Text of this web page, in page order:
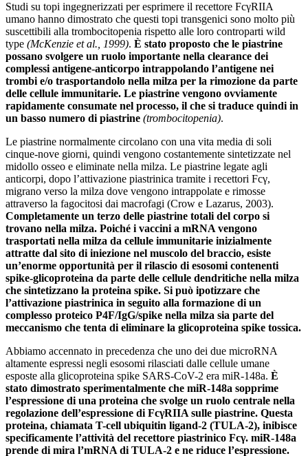
Studi su topi ingegnerizzati per esprimere il recettore FcγRIIA
umano hanno dimostrato che questi topi transgenici sono molto più
suscettibili alla trombocitopenia rispetto alle loro controparti wild
type (McKenzie et al., 1999). È stato proposto che le piastrine
possano svolgere un ruolo importante nella clearance dei
complessi antigene-anticorpo intrappolando l’antigene nei
trombi e/o trasportandolo nella milza per la rimozione da parte
delle cellule immunitarie. Le piastrine vengono ovviamente
rapidamente consumate nel processo, il che si traduce quindi in
un basso numero di piastrine (trombocitopenia).
Le piastrine normalmente circolano con una vita media di soli
cinque-nove giorni, quindi vengono costantemente sintetizzate nel
midollo osseo e eliminate nella milza. Le piastrine legate agli
anticorpi, dopo l’attivazione piastrinica tramite i recettori Fcγ,
migrano verso la milza dove vengono intrappolate e rimosse
attraverso la fagocitosi dai macrofagi (Crow e Lazarus, 2003).
Completamente un terzo delle piastrine totali del corpo si
trovano nella milza. Poiché i vaccini a mRNA vengono
trasportati nella milza da cellule immunitarie inizialmente
attratte dal sito di iniezione nel muscolo del braccio, esiste
un’enorme opportunità per il rilascio di esosomi contenenti
spike-glicoproteina da parte delle cellule dendritiche nella milza
che sintetizzano la proteina spike. Si può ipotizzare che
l’attivazione piastrinica in seguito alla formazione di un
complesso proteico P4F/IgG/spike nella milza sia parte del
meccanismo che tenta di eliminare la glicoproteina spike tossica.
Abbiamo accennato in precedenza che uno dei due microRNA
altamente espressi negli esosomi rilasciati dalle cellule umane
esposte alla glicoproteina spike SARS-CoV-2 era miR-148a. È
stato dimostrato sperimentalmente che miR-148a sopprime
l’espressione di una proteina che svolge un ruolo centrale nella
regolazione dell’espressione di FcγRIIA sulle piastrine. Questa
proteina, chiamata T-cell ubiquitin ligand-2 (TULA-2), inibisce
specificamente l’attività del recettore piastrinico Fcγ. miR-148a
prende di mira l’mRNA di TULA-2 e ne riduce l’espressione.